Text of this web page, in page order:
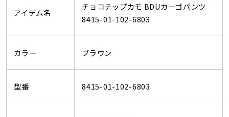
アイテム名
チョコチップカモ BDUカーゴパンツ
8415-01-102-6803
カラー ブラウン
型番 8415-01-102-6803